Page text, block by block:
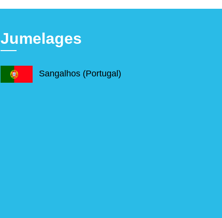
Jumelages
Sangalhos (Portugal)